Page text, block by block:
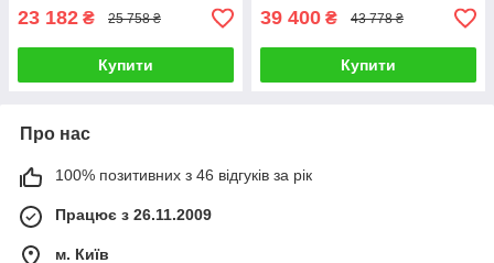
23 182 ₴ 25 758 ₴
Купити
39 400 ₴ 43 778 ₴
Купити
Про нас
100% позитивних з 46 відгуків за рік
Працює з 26.11.2009
м. Київ